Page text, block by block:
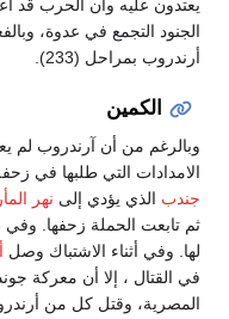
يعتدون عليه وأن الحرب قد
الجنود التجمع في عدوة،
أرندروب بمراحل (233).
الكمين
وبالرغم من أن آرندروب لم
الامدادات التي طلبها في
جندب الذي يؤدي إلى نهر
لها. وفي أثناء الاشتباك وصل
في القتال ، إلا أن معركة
المصرية، وقتل كل من